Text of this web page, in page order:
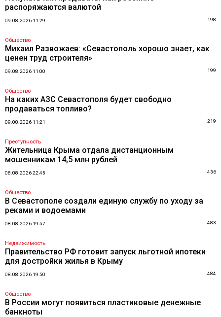
распоряжаются валютой
09.08.2026 11:29 198
Общество
Михаил Развожаев: «Севастополь хорошо знает, как
ценен труд строителя»
09.08.2026 11:00 199
Общество
На каких АЗС Севастополя будет свободно
продаваться топливо?
09.08.2026 11:21 219
Преступность
Жительница Крыма отдала дистанционным
мошенникам 14,5 млн рублей
08.08.2026 22:45 436
Общество
В Севастополе создали единую службу по уходу за
реками и водоемами
08.08.2026 19:57 483
Недвижимость
Правительство РФ готовит запуск льготной ипотеки
для достройки жилья в Крыму
08.08.2026 19:50 484
Общество
В России могут появиться пластиковые денежные
банкноты